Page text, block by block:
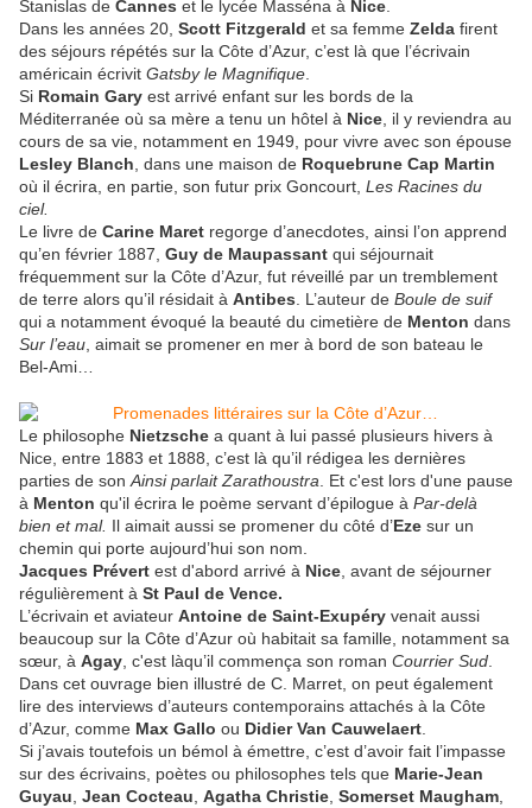
Stanislas de Cannes et le lycée Masséna à Nice
Dans les années 20, Scott Fitzgerald et sa femme Zelda firent
des séjours répétés sur la Côte d’Azur, c’est là que l’écrivain
américain écrivit Gatsby le Magnifique
Si Romain Gary est arrivé enfant sur les bords de la
Méditerranée où sa mère a tenu un hôtel à Nice , il y reviendra au
cours de sa vie, notamment en 1949, pour vivre avec son épouse
Lesley Blanch , dans une maison de Roquebrune Cap Martin
où il écrira, en partie, son futur prix Goncourt, Les Racines du
ciel.
Le livre de Carine Maret regorge d’anecdotes, ainsi l’on apprend
qu’en février 1887, Guy de Maupassant qui séjournait
fréquemment sur la Côte d’Azur, fut réveillé par un tremblement
de terre alors qu’il résidait à Antibes . L’auteur de Boule de suif
qui a notamment évoqué la beauté du cimetière de Menton dans
Sur l’eau , aimait se promener en mer à bord de son bateau le
Bel-Ami…
Le philosophe Nietzsche a quant à lui passé plusieurs hivers à
Nice, entre 1883 et 1888, c’est là qu’il rédigea les dernières
parties de son Ainsi parlait Zarathoustra . Et c'est lors d'une pause
à Menton qu'il écrira le poème servant d’épilogue à Par-delà
bien et mal. Il aimait aussi se promener du côté d’Eze sur un
chemin qui porte aujourd’hui son nom.
Jacques Prévert est d'abord arrivé à Nice avant de séjourner
régulièrement à St Paul de Vence.
L’écrivain et aviateur Antoine de Saint-Exupéry venait aussi
beaucoup sur la Côte d’Azur où habitait sa famille, notamment sa
sœur, à Agay , c'est làqu’il commença son roman Courrier Sud
Dans cet ouvrage bien illustré de C. Marret, on peut également
lire des interviews d’auteurs contemporains attachés à la Côte
d’Azur, comme Max Gallo ou Didier Van Cauwelaert
Si j’avais toutefois un bémol à émettre, c’est d’avoir fait l’impasse
sur des écrivains, poètes ou philosophes tels que Marie-Jean
Guyau Jean Cocteau Agatha Christie Somerset Maugham